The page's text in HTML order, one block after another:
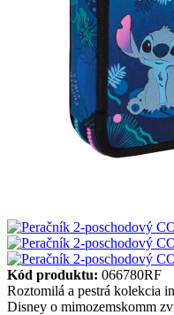
Kód produktu: 066780RF
Roztomilá a pestrá kolekcia
Disney o mimozemskomm